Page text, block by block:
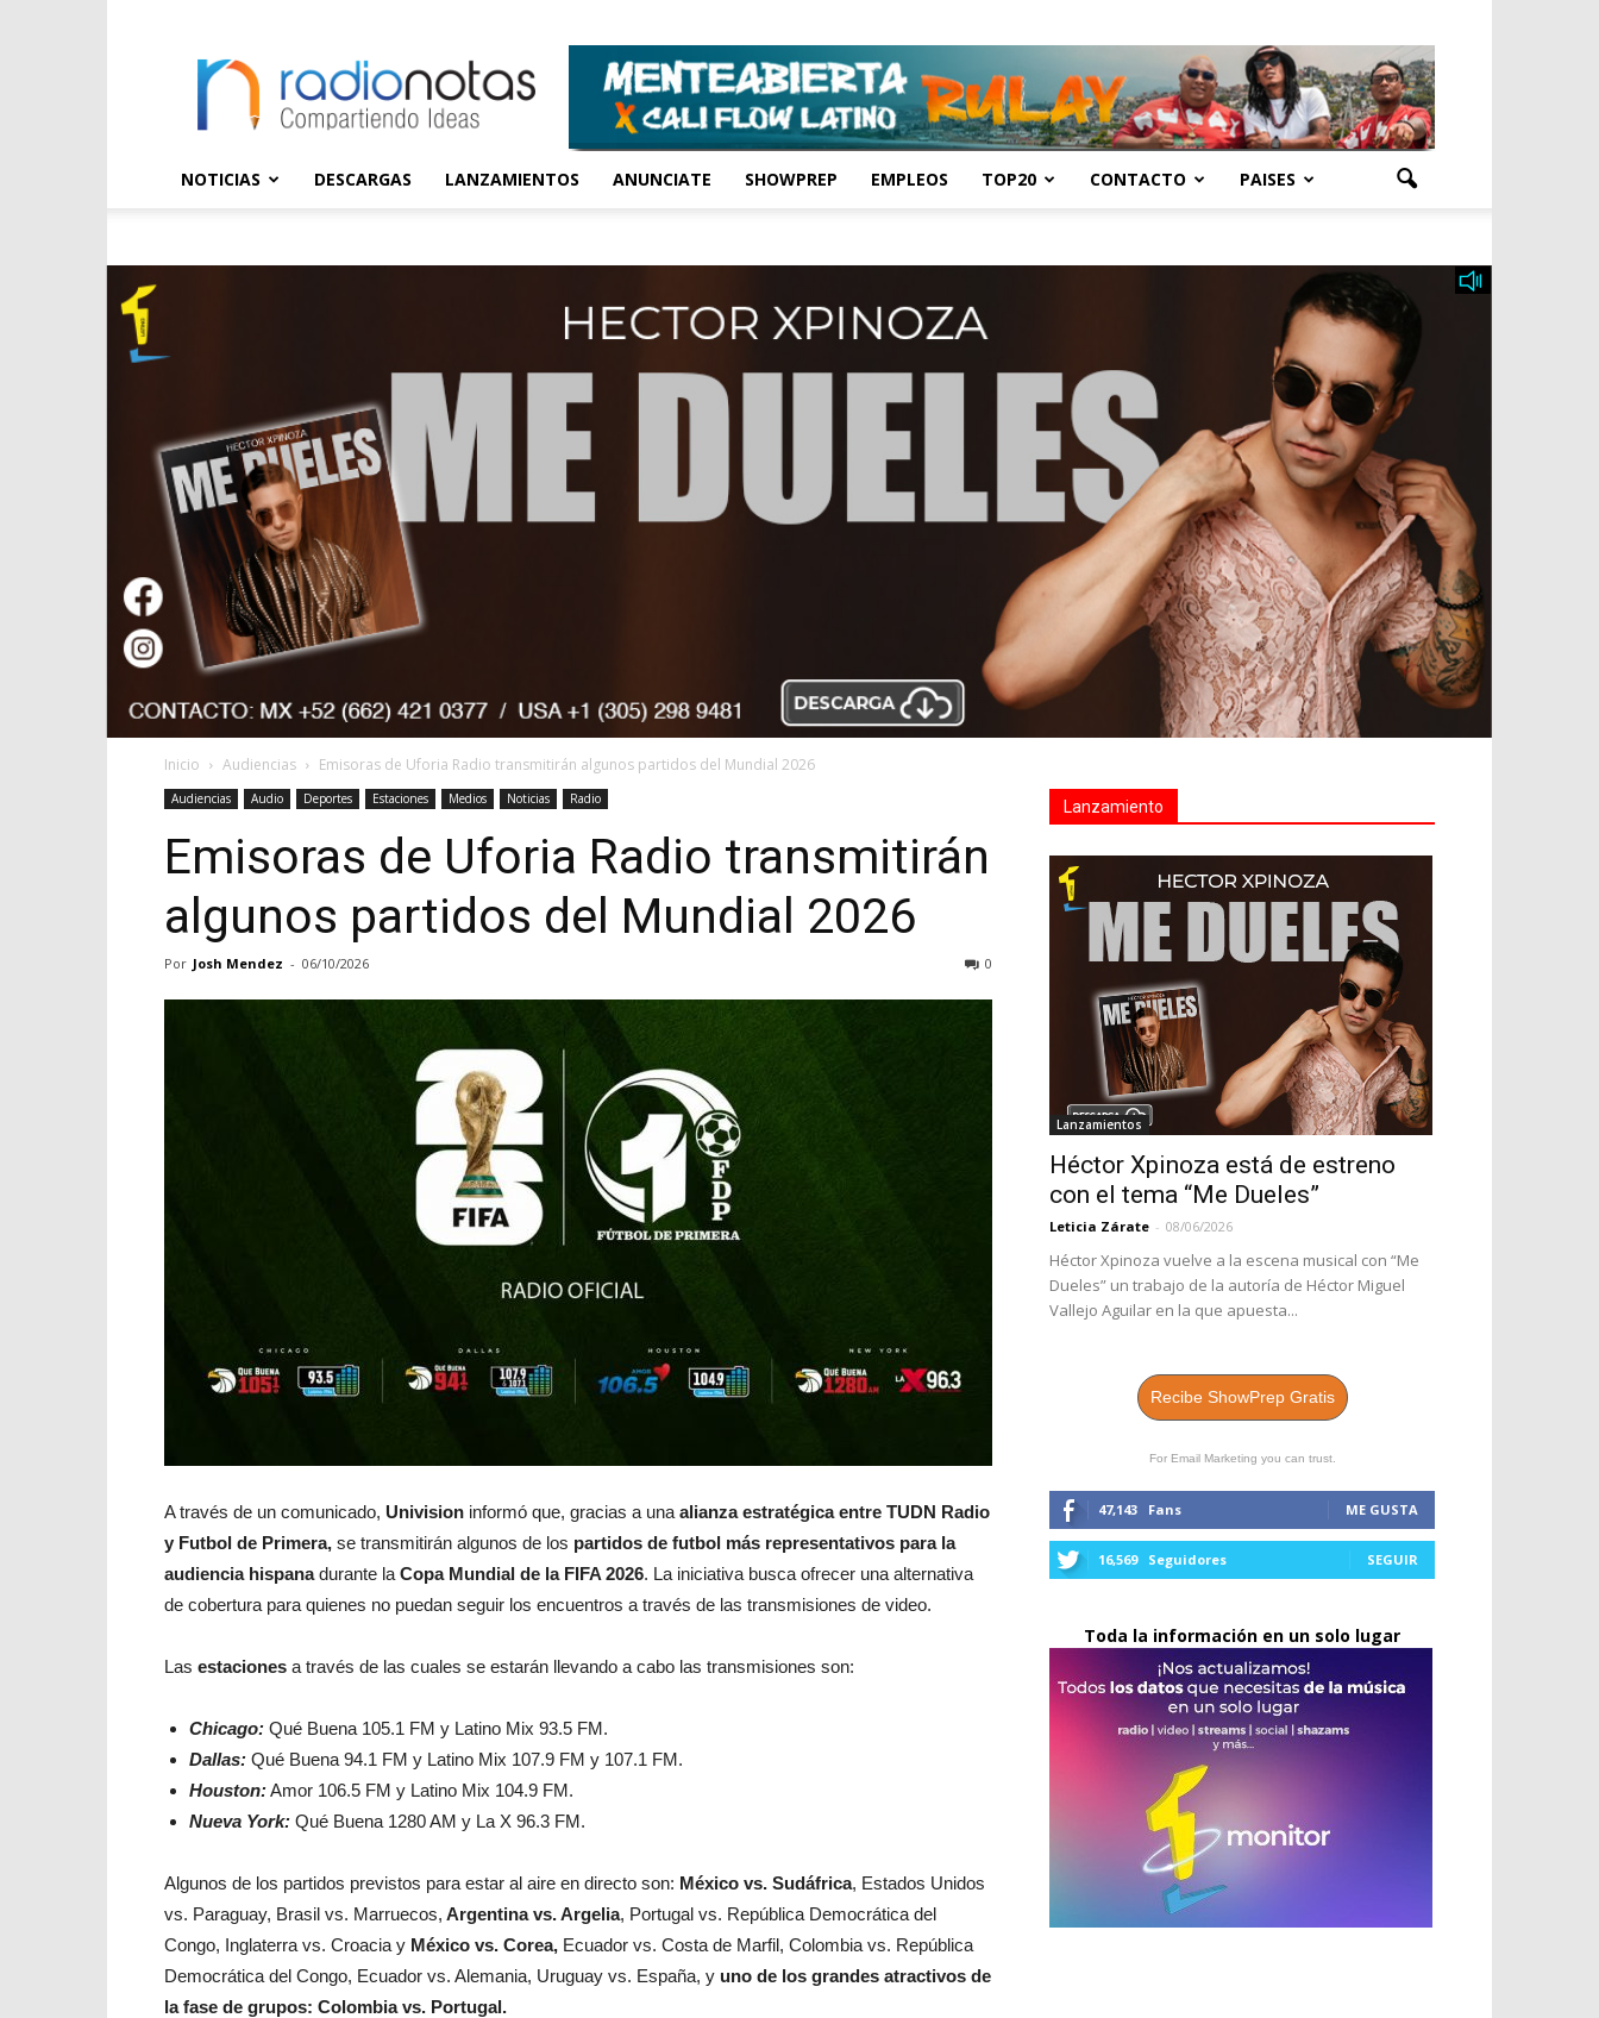
NOTICIAS DESCARGAS LANZAMIENTOS ANUNCIATE SHOWPREP EMPLEOS TOP20 CONTACTO PAISES
Inicio Audiencias Emisoras de Uforia Radio transmitirán algunos partidos del Mundial 2026
Audiencias Audio Deportes Estaciones Medios Noticias Radio
Emisoras de Uforia Radio transmitirán
algunos partidos del Mundial 2026
Por Josh Mendez - 06/10/2026 0
A través de un comunicado, Univision informó que, gracias a una alianza estratégica entre TUDN Radio
y Futbol de Primera, se transmitirán algunos de los partidos de futbol más representativos para la
audiencia hispanadurante la Copa Mundial de la FIFA 2026. La iniciativa busca ofrecer una alternativa
de cobertura para quienes no puedan seguir los encuentros a través de las transmisiones de video.
Las estaciones a través de las cuales se estarán llevando a cabo las transmisiones son:
Chicago: Qué Buena 105.1 FM y Latino Mix 93.5 FM.
Dallas: Qué Buena 94.1 FM y Latino Mix 107.9 FM y 107.1 FM.
Houston:Amor 106.5 FM y Latino Mix 104.9 FM.
Nueva York: Qué Buena 1280 AM y La X 96.3 FM.
Algunos de los partidos previstos para estar al aire en directo son: México vs. Sudáfrica, Estados Unidos
vs. Paraguay, Brasil vs. Marruecos, Argentina vs. Argelia, Portugal vs. República Democrática del
Congo, Inglaterra vs. Croacia y México vs. Corea, Ecuador vs. Costa de Marfil, Colombia vs. República
Democrática del Congo, Ecuador vs. Alemania, Uruguay vs. España, y uno de los grandes atractivos de
la fase de grupos: Colombia vs. Portugal.
Lanzamiento
Lanzamientos
Héctor Xpinoza está de estreno
con el tema “Me Dueles”
Leticia Zárate - 08/06/2026
Héctor Xpinoza vuelve a la escena musical con “Me
Dueles” un trabajo de la autoría de Héctor Miguel
Vallejo Aguilar en la que apuesta...
Recibe ShowPrep Gratis
For Email Marketing you can trust.
47,143 Fans ME GUSTA
16,569 Seguidores SEGUIR
Toda la información en un solo lugar